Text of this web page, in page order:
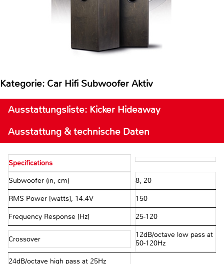
Kategorie: Car Hifi Subwoofer Aktiv
Ausstattungsliste: Kicker Hideaway
Ausstattung & technische Daten
Specifications
Subwoofer (in, cm) 8, 20
RMS Power [watts], 14.4V 150
Frequency Response [Hz] 25-120
Crossover
12dB/octave low pass at
50-120Hz
24dB/octave high pass at 25Hz